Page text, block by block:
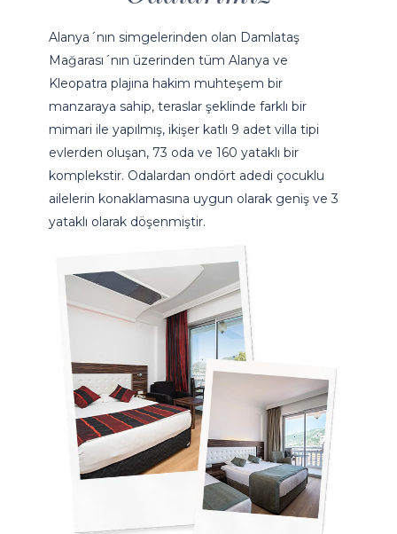
Alanya´nın simgelerinden olan Damlataş
Mağarası´nın üzerinden tüm Alanya ve
Kleopatra plajına hakim muhteşem bir
manzaraya sahip, teraslar şeklinde farklı bir
mimari ile yapılmış, ikişer katlı 9 adet villa tipi
evlerden oluşan, 73 oda ve 160 yataklı bir
komplekstir. Odalardan ondört adedi çocuklu
ailelerin konaklamasına uygun olarak geniş ve 3
yataklı olarak döşenmiştir.